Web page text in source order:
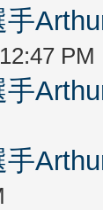
手
PM
手
手